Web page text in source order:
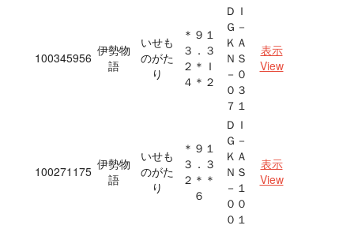
100345956 伊勢物
語
いせも
のがた
り
＊９１
３．３
２＊Ｉ
４＊２
ＤＩ
Ｇ－
ＫＡ
ＮＳ
－０
０３
７１
表示
View
100271175 伊勢物
語
いせも
のがた
り
＊９１
３．３
２＊＊
６
ＤＩ
Ｇ－
ＫＡ
ＮＳ
－１
００
０１
表示
View